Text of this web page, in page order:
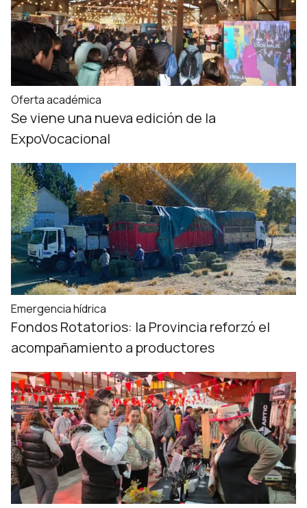
Oferta académica
Se viene una nueva edición de la
ExpoVocacional
Emergencia hídrica
Fondos Rotatorios: la Provincia reforzó el
acompañamiento a productores